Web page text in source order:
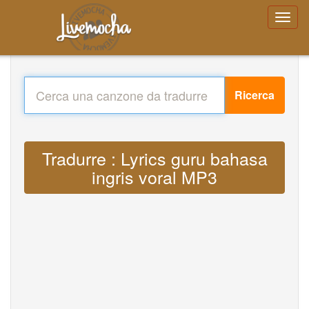
Ricerca
Tradurre : Lyrics guru bahasa
ingris voral MP3